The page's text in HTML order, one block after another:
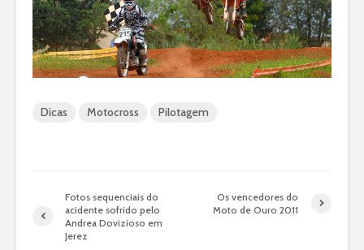
Dicas Motocross Pilotagem
Fotos sequenciais do
acidente sofrido pelo
Andrea Dovizioso em
Jerez
Os vencedores do
Moto de Ouro 2011